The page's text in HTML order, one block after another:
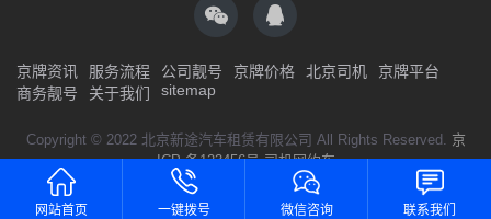
京牌资讯 服务流程 公司靓号 京牌价格 北京司机
京牌平台
商务靓号
关于我们 sitemap
Copyright © 2022 北京新途汽车租赁有限公司 All Rights Reserved. 京
ICP 备123456号 司机网约车
网站首页 一键拨号 微信咨询 联系我们
微信号已复制，请打开微信添加咨询详情！